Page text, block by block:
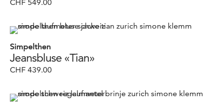
CHF 549.00
Simpelthen
Jeansbluse «Tian»
CHF 439.00